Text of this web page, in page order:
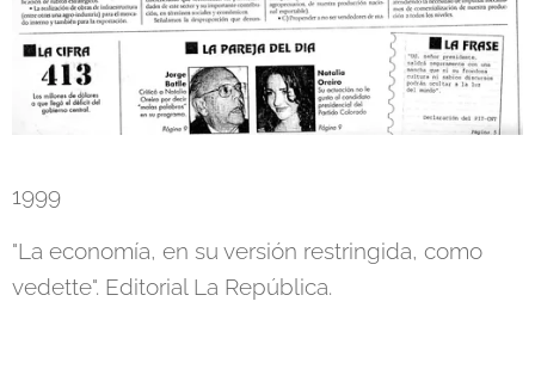
1999
"La economía, en su versión restringida, como
vedette". Editorial La República.